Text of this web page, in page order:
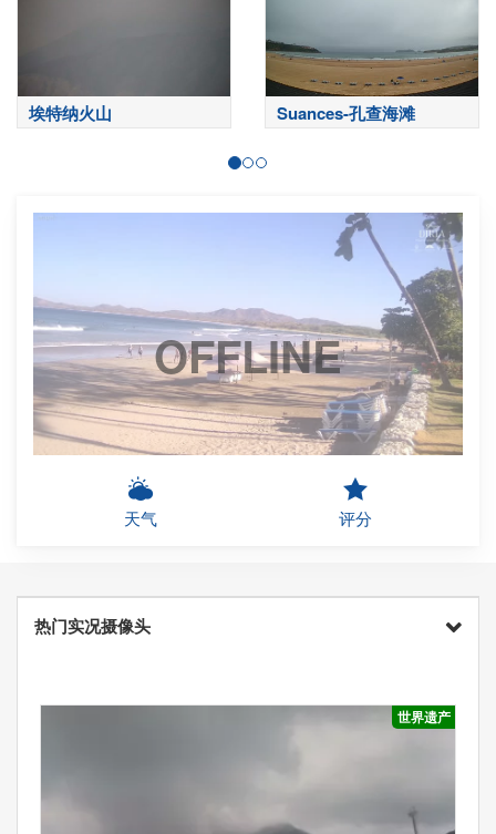
埃特纳火山 Suances-孔查海滩
OFFLINE
天气 评分
热门实况摄像头
世界遗产